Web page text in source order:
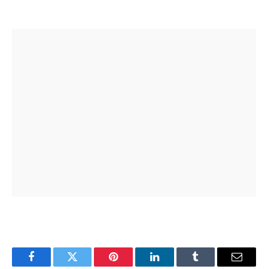
FacebookTwitter Pinterest LinkedInTumblr Email